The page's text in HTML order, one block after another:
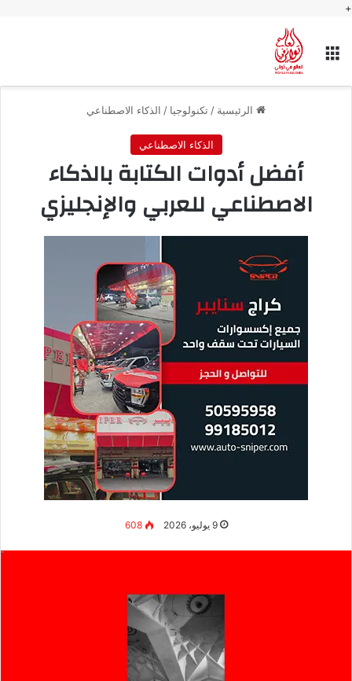
+
القائمة
الرئيسية / تكنولوجيا / الذكاء الاصطناعي
الذكاء الاصطناعي
أفضل أدوات الكتابة بالذكاء
الاصطناعي للعربي والإنجليزي
9 يوليو، 2026 608